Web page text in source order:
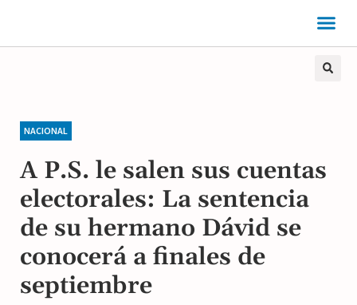
NACIONAL
A P.S. le salen sus cuentas
electorales: La sentencia
de su hermano Dávid se
conocerá a finales de
septiembre